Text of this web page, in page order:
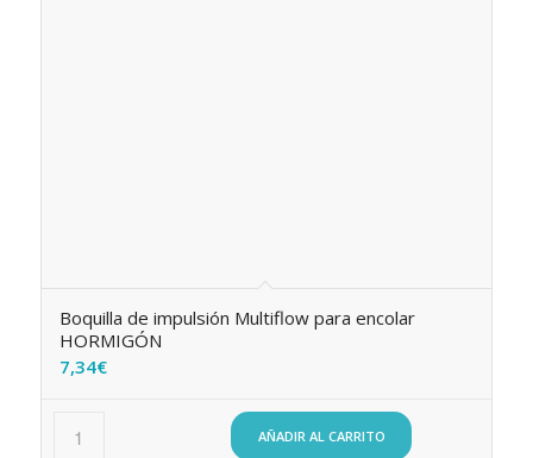
Boquilla de impulsión Multiflow para encolar
HORMIGÓN
7,34€
AÑADIR AL CARRITO